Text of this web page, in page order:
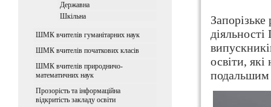
Державна
Шкiльна
ШМК вчителів гуманітарних наук
ШМК вчителів початкових класів
ШМК вчителів природничо-
математичних наук
Прозорість та інформаційна
відкритість закладу освіти
освіти,
подальшим